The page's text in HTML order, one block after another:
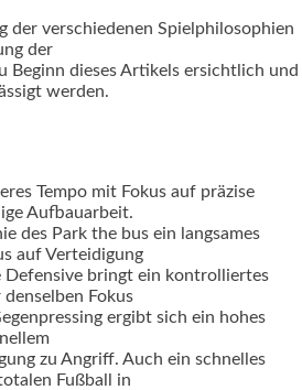
der verschiedenen Spielphilosophien
der
Beginn dieses Artikels ersichtlich und
werden.
Tempo mit Fokus auf präzise
Aufbauarbeit.
des Park the bus ein langsames
auf Verteidigung
bringt ein kontrolliertes
Fokus
ergibt sich ein hohes
zu Angriff. Auch ein schnelles
Fußball in